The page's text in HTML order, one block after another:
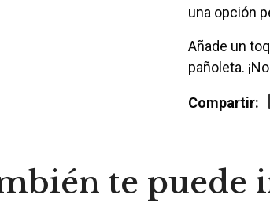
una opción
Añade un
pañoleta.
Compartir:
te puede